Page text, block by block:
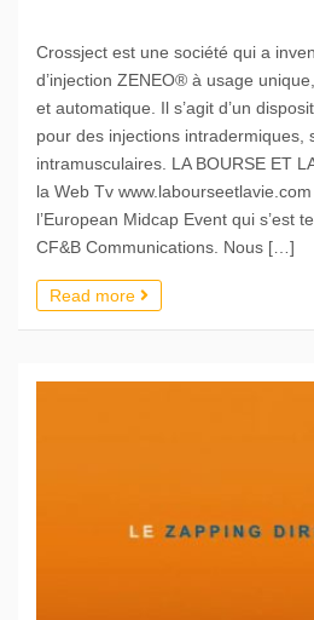
Crossject est une société qui a
d’injection ZENEO® à usage
et automatique. Il s’agit d’un
pour des injections intradermiques,
intramusculaires. LA BOURSE ET
la Web Tv
l’European Midcap Event qui s’est
CF&B Communications. Nous […]
Read more